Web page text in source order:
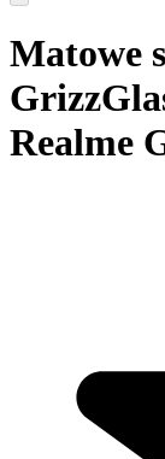
Matowe
Realme